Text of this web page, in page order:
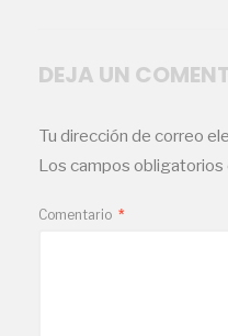
DEJA UN
Tu dirección de correo
Los campos obligatorios
Comentario *